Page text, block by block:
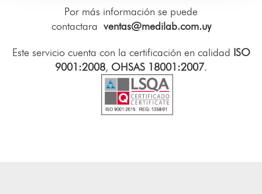
Por más información se puede
contactara ventas@medilab.com.uy
Este servicio cuenta con la certificación en calidad ISO
9001:2008, OHSAS 18001:2007.